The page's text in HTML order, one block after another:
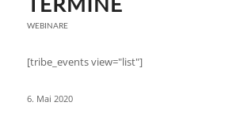
WEBINARE
[tribe_events view="list"]
6. Mai 2020